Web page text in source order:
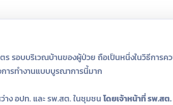
ร รอบบริเวณบ้านของผู้ป่วย ถือเป็นหนึ่งในวิธีกา
ารทำงานแบบบูรณาการนี้มาก
าง อปท. และ รพ.สต. ในชุมชนโดยเจ้าหน้าที่ รพ.ส